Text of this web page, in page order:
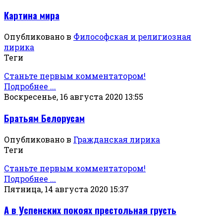
Картина мира
Опубликовано в Философская и религиозная
лирика
Теги
Станьте первым комментатором!
Подробнее ...
Воскресенье, 16 августа 2020 13:55
Братьям Белорусам
Опубликовано в Гражданская лирика
Теги
Станьте первым комментатором!
Подробнее ...
Пятница, 14 августа 2020 15:37
А в Успенских покоях престольная грусть